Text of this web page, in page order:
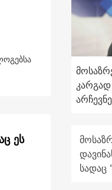
ეს
სადაც